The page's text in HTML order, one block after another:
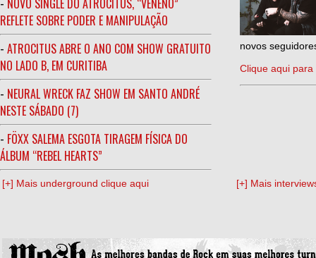
- NOVO SINGLE DO ATROCITUS, “VENENO”
REFLETE SOBRE PODER E MANIPULAÇÃO
- ATROCITUS ABRE O ANO COM SHOW GRATUITO
NO LADO B, EM CURITIBA
- NEURAL WRECK FAZ SHOW EM SANTO ANDRÉ
NESTE SÁBADO (7)
- FÖXX SALEMA ESGOTA TIRAGEM FÍSICA DO
ÁLBUM “REBEL HEARTS”
novos
Clique aqui para
[+] Mais underground clique aqui [+] Mais